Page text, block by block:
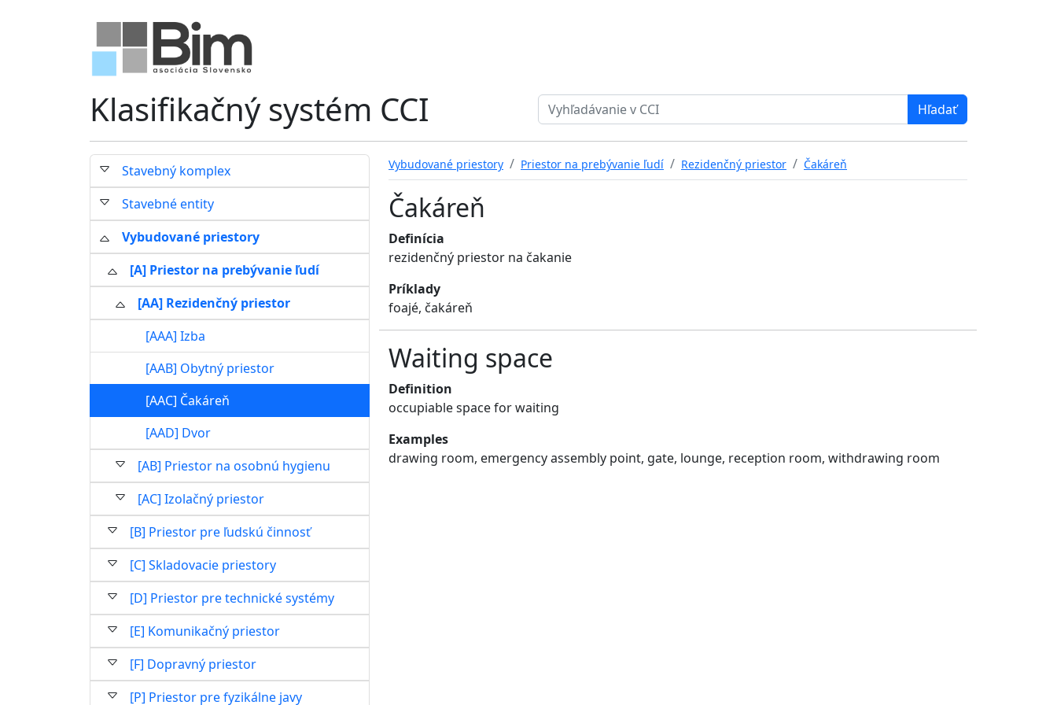
Klasifikačný systém CCI Search term
Stavebný komplex
Stavebné entity
Vybudované priestory
[A] Priestor na prebývanie ľudí
[AA] Rezidenčný priestor
[AAA] Izba
[AAB] Obytný priestor
[AAC] Čakáreň
[AAD] Dvor
[AB] Priestor na osobnú hygienu
[AC] Izolačný priestor
[B] Priestor pre ľudskú činnosť
[C] Skladovacie priestory
[D] Priestor pre technické systémy
[E] Komunikačný priestor
[F] Dopravný priestor
[P] Priestor pre fyzikálne javy
Vybudované priestory Priestor na prebývanie ľudí Rezidenčný priestor Čakáreň
Čakáreň
Definícia
rezidenčný priestor na čakanie
Príklady
foajé, čakáreň
Waiting space
Definition
occupiable space for waiting
Examples
drawing room, emergency assembly point, gate, lounge, reception room, withdrawing room